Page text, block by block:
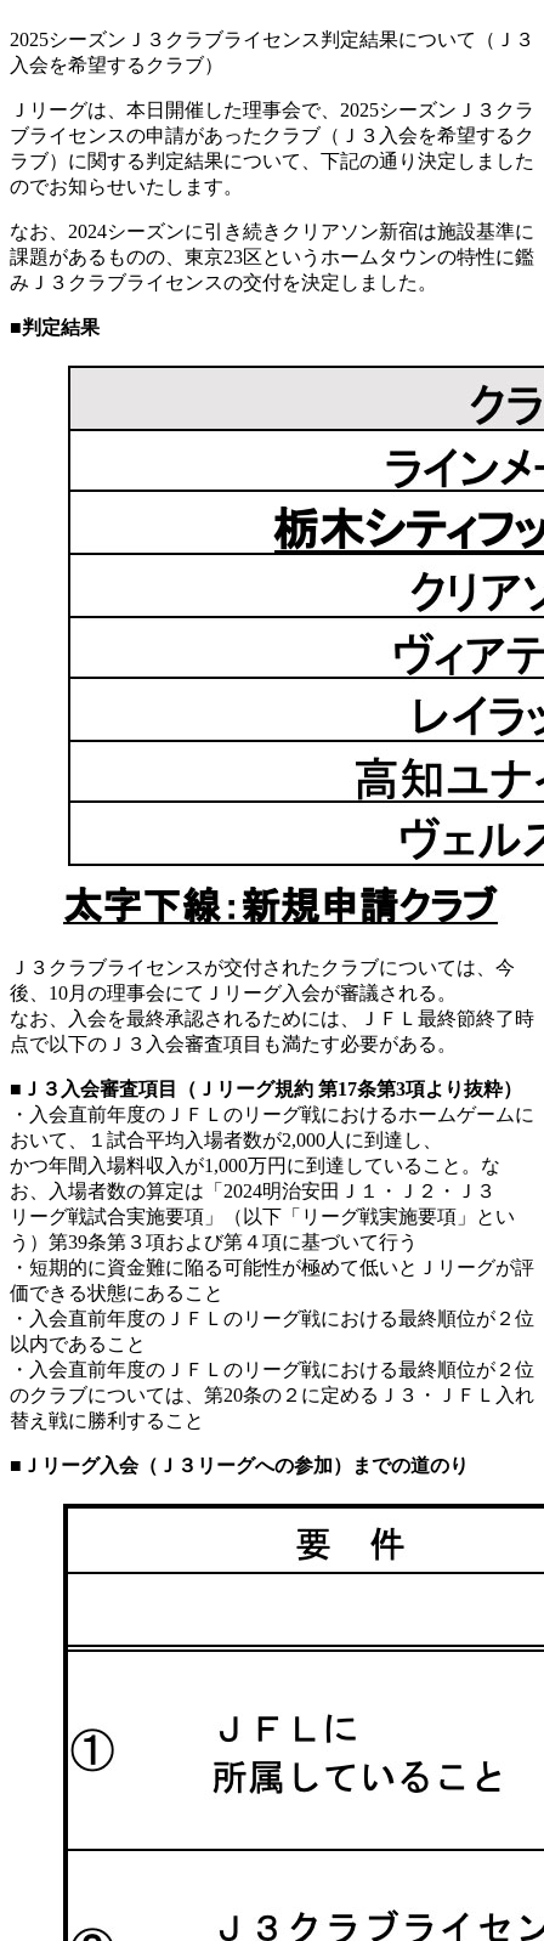
2025シーズンＪ３クラブライセンス判定結果について（Ｊ３
入会を希望するクラブ）
Ｊリーグは、本日開催した理事会で、2025シーズンＪ３クラ
ブライセンスの申請があったクラブ（Ｊ３入会を希望するク
ラブ）に関する判定結果について、下記の通り決定しました
のでお知らせいたします。
なお、2024シーズンに引き続きクリアソン新宿は施設基準に
課題があるものの、東京23区というホームタウンの特性に鑑
みＪ３クラブライセンスの交付を決定しました。
■判定結果
Ｊ３クラブライセンスが交付されたクラブについては、今
後、10月の理事会にてＪリーグ入会が審議される。
なお、入会を最終承認されるためには、ＪＦＬ最終節終了時
点で以下のＪ３入会審査項目も満たす必要がある。
■Ｊ３入会審査項目（Ｊリーグ規約 第17条第3項より抜粋）
・入会直前年度のＪＦＬのリーグ戦におけるホームゲームに
おいて、１試合平均入場者数が2,000人に到達し、
かつ年間入場料収入が1,000万円に到達していること。な
お、入場者数の算定は「2024明治安田Ｊ１・Ｊ２・Ｊ３
リーグ戦試合実施要項」（以下「リーグ戦実施要項」とい
う）第39条第３項および第４項に基づいて行う
・短期的に資金難に陥る可能性が極めて低いとＪリーグが評
価できる状態にあること
・入会直前年度のＪＦＬのリーグ戦における最終順位が２位
以内であること
・入会直前年度のＪＦＬのリーグ戦における最終順位が２位
のクラブについては、第20条の２に定めるＪ３・ＪＦＬ入れ
替え戦に勝利すること
■Ｊリーグ入会（Ｊ３リーグへの参加）までの道のり